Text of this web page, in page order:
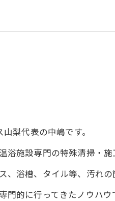
梨代表の中嶋です。
浴施設専門の特殊清掃・施
、浴槽、タイル等、汚れの
門的に行ってきたノウハ